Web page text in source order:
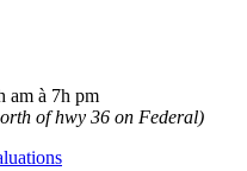
am à 7h pm
of hwy 36 on Federal)